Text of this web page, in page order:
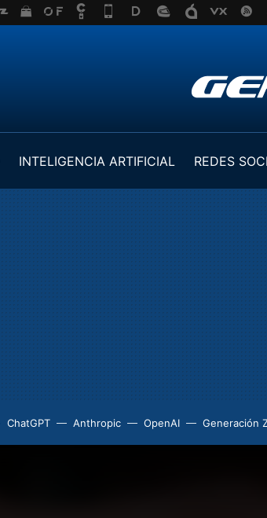
INTELIGENCIA ARTIFICIAL REDES
ChatGPT Anthropic OpenAI Generación